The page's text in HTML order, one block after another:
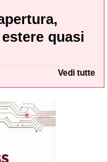
quasi
Vedi tutte